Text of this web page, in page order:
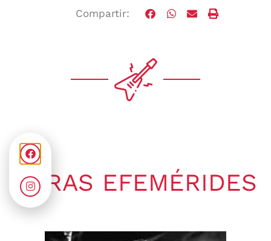
Compartir:
OTRAS EFEMÉRIDES